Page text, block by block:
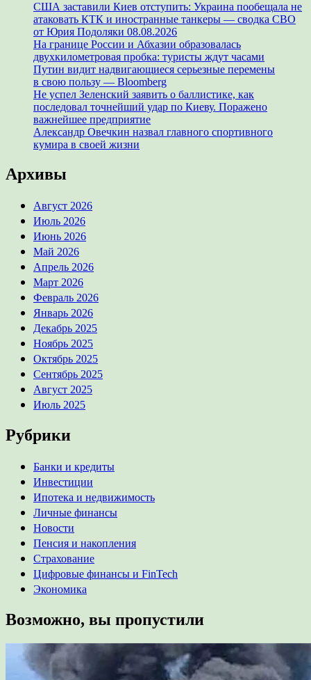
США заставили Киев отступить: Украина пообещала не
атаковать КТК и иностранные танкеры — сводка СВО
от Юрия Подоляки 08.08.2026
На границе России и Абхазии образовалась
двухкилометровая пробка: туристы ждут часами
Путин видит надвигающиеся серьезные перемены
в свою пользу — Bloomberg
Не успел Зеленский заявить о баллистике, как
последовал точнейший удар по Киеву. Поражено
важнейшее предприятие
Александр Овечкин назвал главного спортивного
кумира в своей жизни
Архивы
Август 2026
Июль 2026
Июнь 2026
Май 2026
Апрель 2026
Март 2026
Февраль 2026
Январь 2026
Декабрь 2025
Ноябрь 2025
Октябрь 2025
Сентябрь 2025
Август 2025
Июль 2025
Рубрики
Банки и кредиты
Инвестиции
Ипотека и недвижимость
Личные финансы
Новости
Пенсия и накопления
Страхование
Цифровые финансы и FinTech
Экономика
Возможно, вы пропустили